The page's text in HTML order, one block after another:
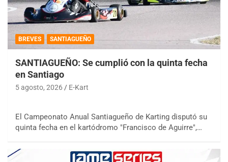
BREVES SANTIAGUEÑO
SANTIAGUEÑO: Se cumplió con la quinta fecha
en Santiago
5 agosto, 2026 E-Kart
El Campeonato Anual Santiagueño de Karting disputó su
quinta fecha en el kartódromo "Francisco de Aguirre",…